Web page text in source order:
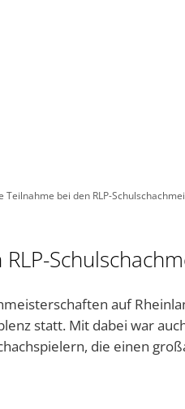
Teilnahme bei den RLP-
auf
statt. Mit dabei war
die einen